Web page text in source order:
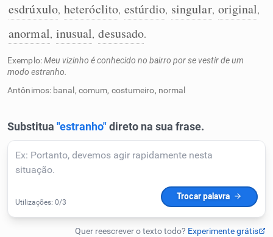
Cata-letras
Conexões
Caça-palavras
esdrúxulo, heteróclito, estúrdio, singular, original,
anormal, inusual, desusado.
Exemplo:Meu vizinho é conhecido no bairro por se vestir de um
modo estranho.
Antônimos: banal, comum, costumeiro, normal